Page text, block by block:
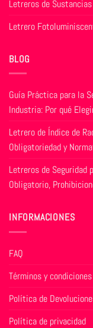
Letreros de
Letrero
BLOG
Guía Práctica para la
Industria: Por qué
Letrero de Índice de
Obligatoriedad y
Letreros de Seguridad
Obligatorio,
INFORMACIONES
FAQ
Términos y condiciones
Política de
Política de privacidad